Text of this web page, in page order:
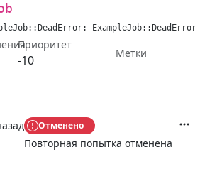
ExampleJob::DeadError
Приоритет
-10
Метки
Отменено
Повторная попытка отменена